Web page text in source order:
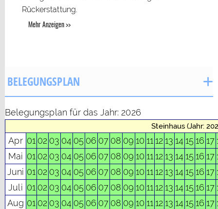
Rückerstattung.
Mehr Anzeigen >>
BELEGUNGSPLAN
Belegungsplan für das Jahr: 2026
Steinhaus (Jahr:
Apr 01 02 03 04 05 06 07 08 09 10 11 12 13 14 15 16 17
Mai 01 02 03 04 05 06 07 08 09 10 11 12 13 14 15 16 17
Juni 01 02 03 04 05 06 07 08 09 10 11 12 13 14 15 16 17
Juli 01 02 03 04 05 06 07 08 09 10 11 12 13 14 15 16 17
Aug 01 02 03 04 05 06 07 08 09 10 11 12 13 14 15 16 17